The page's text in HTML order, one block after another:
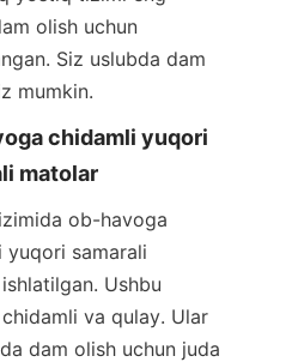
olish uchun
Siz uslubda dam
mumkin.
chidamli yuqori
matolar
ob-havoga
yuqori samarali
Ushbu
va qulay. Ular
dam olish uchun juda